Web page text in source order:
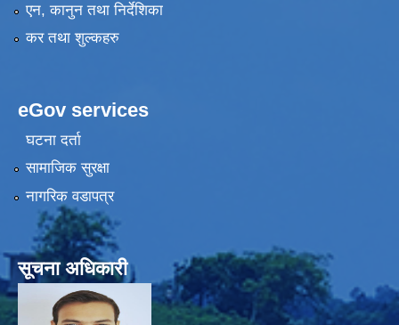
एन, कानुन तथा निर्देशिका
कर तथा शुल्कहरु
eGov services
घटना दर्ता
सामाजिक सुरक्षा
नागरिक वडापत्र
सूचना अधिकारी